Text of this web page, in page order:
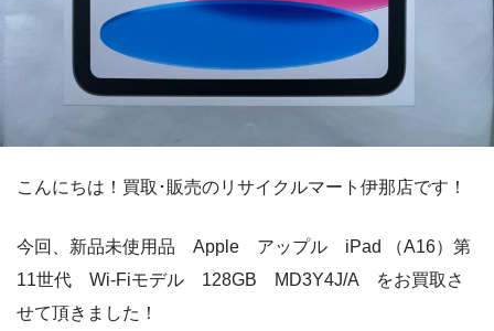
こんにちは！買取･販売のリサイクルマート伊那店です！
今回、新品未使用品 Apple アップル iPad （A16）第
11世代 Wi-Fiモデル 128GB MD3Y4J/A をお買取さ
せて頂きました！